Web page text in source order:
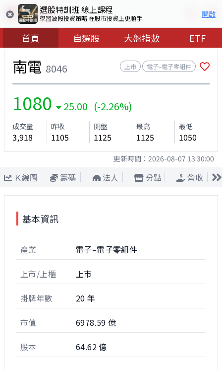
選股特訓班 線上課程
學習波段投資策略 在股市投資上更順手 開啟
首頁 自選股 大盤指數 ETF
南電 8046 上市 電子–電子零組件
1080 25.00 (-2.26%)
成交量
3,918
昨收
1105
開盤
1125
最高
1125
最低
1050
更新時間： 2026-08-07 13:30:00
Ｋ線圖 籌碼 法人 分點 營收
基本資訊
產業 電子–電子零組件
上市/上櫃 上市
掛牌年數 20 年
市值 6978.59 億
股本 64.62 億